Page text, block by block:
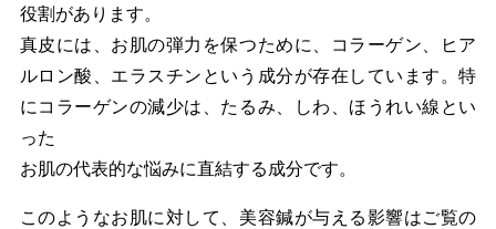
役割があります。
真皮には、お肌の弾力を保つために、コラーゲン、ヒア
ルロン酸、エラスチンという成分が存在しています。特
にコラーゲンの減少は、たるみ、しわ、ほうれい線とい
った
お肌の代表的な悩みに直結する成分です。
このようなお肌に対して、美容鍼が与える影響はご覧の